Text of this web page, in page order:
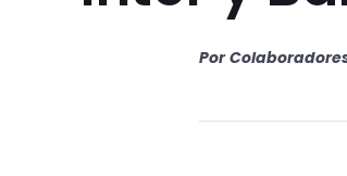
Por